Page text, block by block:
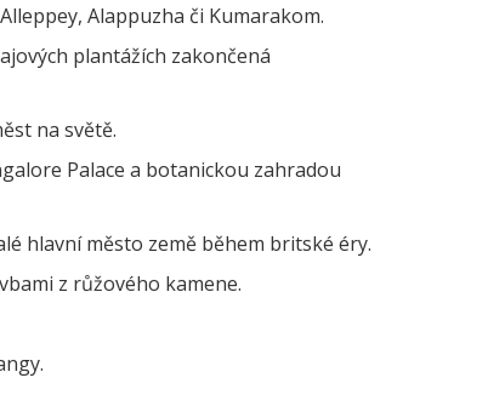
Alappuzha či Kumarakom.
plantážích zakončená
na světě.
Palace a botanickou zahradou
hlavní město země během britské éry.
z růžového kamene.